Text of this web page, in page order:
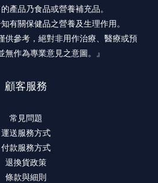
產品乃食品或營養補充品。
有關保健品之營養及生理作用。
供參考，絕對非用作治療、醫療或預
無作為專業意見之意圖。』
顧客服務
常見問題
運送服務方式
付款服務方式
退換貨政策
條款與細則